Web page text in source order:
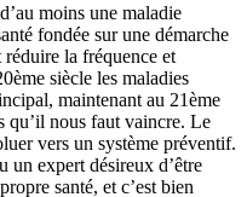
moins une maladie
fondée sur une démarche
la fréquence et
siècle les maladies
maintenant au 21ème
qu’il nous faut vaincre. Le
vers un système préventif.
un expert désireux d’être
santé, et c’est bien